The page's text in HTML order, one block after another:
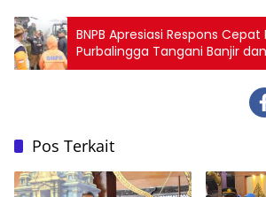
BNPB Apresiasi Respons
Purbalingga Tangani Banjir
Pos Terkait